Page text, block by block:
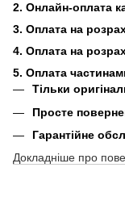
2. Онлайн-оплата
3. Оплата на
4. Оплата на
5. Оплата
Тільки
Просте
Гарантійне
Докладніше про